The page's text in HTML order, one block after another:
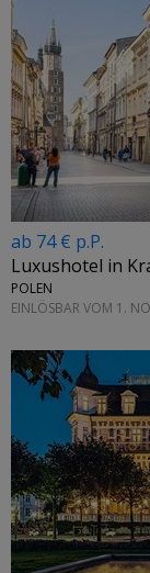
←
ab 74 € p.P.
Luxushotel in
POLEN
EINLÖSBAR VOM 1.
←